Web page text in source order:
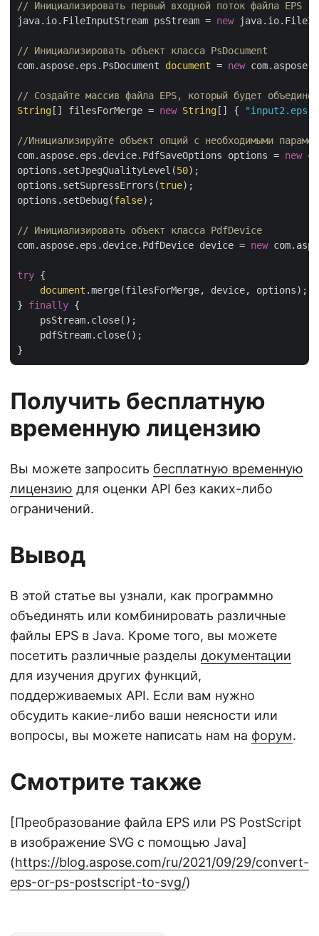
// Инициализировать первый входной поток файла EPS
java.io.FileInputStream psStream = new
// Инициализировать объект класса PsDocument
com.aspose.eps.PsDocument document = new
// Создайте массив файла EPS, который будет
String [] filesForMerge = new String [] { "input2.eps"
//Инициализируйте объект опций с необходимыми
com.aspose.eps.device.PdfSaveOptions options = new
options.setJpegQualityLevel(50);
options.setSupressErrors(true);
options.setDebug(false);
// Инициализировать объект класса PdfDevice
com.aspose.eps.device.PdfDevice device = new
try {
document .merge(filesForMerge, device, options);
} finally {
    psStream.close();
    pdfStream.close();
Получить бесплатную
временную лицензию
Вы можете запросить бесплатную временную
лицензию для оценки API без каких-либо
ограничений.
Вывод
В этой статье вы узнали, как программно
объединять или комбинировать различные
файлы EPS в Java. Кроме того, вы можете
посетить различные разделы документации
для изучения других функций,
поддерживаемых API. Если вам нужно
обсудить какие-либо ваши неясности или
вопросы, вы можете написать нам на форум.
Смотрите также
[Преобразование файла EPS или PS PostScript
в изображение SVG с помощью Java]
(https://blog.aspose.com/ru/2021/09/29/convert-
eps-or-ps-postscript-to-svg/)